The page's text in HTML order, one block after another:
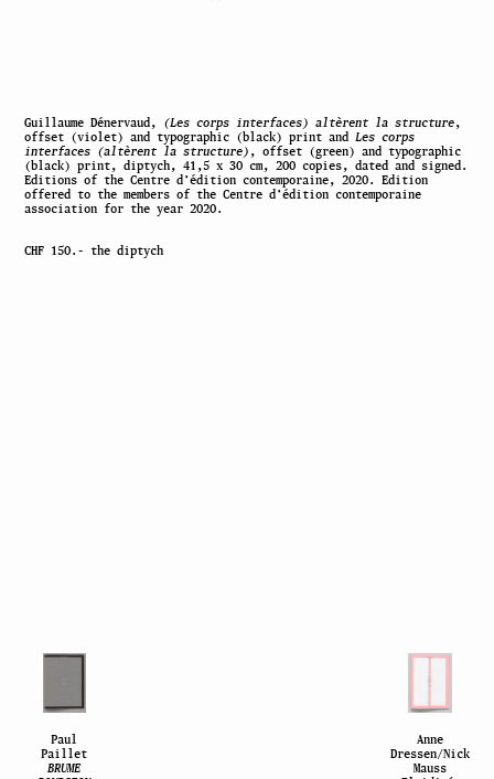
Guillaume Dénervaud, (Les corps interfaces) altèrent la structure,
offset (violet) and typographic (black) print and Les corps
interfaces (altèrent la structure) , offset (green) and typographic
(black) print, diptych, 41,5 x 30 cm, 200 copies, dated and signed.
Editions of the Centre d’édition contemporaine, 2020. Edition
offered to the members of the Centre d’édition contemporaine
association for the year 2020.
CHF 150.- the diptych
Paul
Paillet
BRUME
Anne
Dressen/Nick
Mauss